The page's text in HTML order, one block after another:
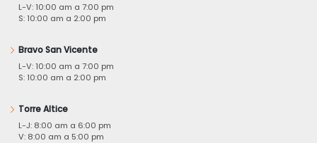
L-V: 10:00 am a 7:00 pm
S: 10:00 am a 2:00 pm
Bravo San Vicente
L-V: 10:00 am a 7:00 pm
S: 10:00 am a 2:00 pm
Torre Altice
L-J: 8:00 am a 6:00 pm
V: 8:00 am a 5:00 pm